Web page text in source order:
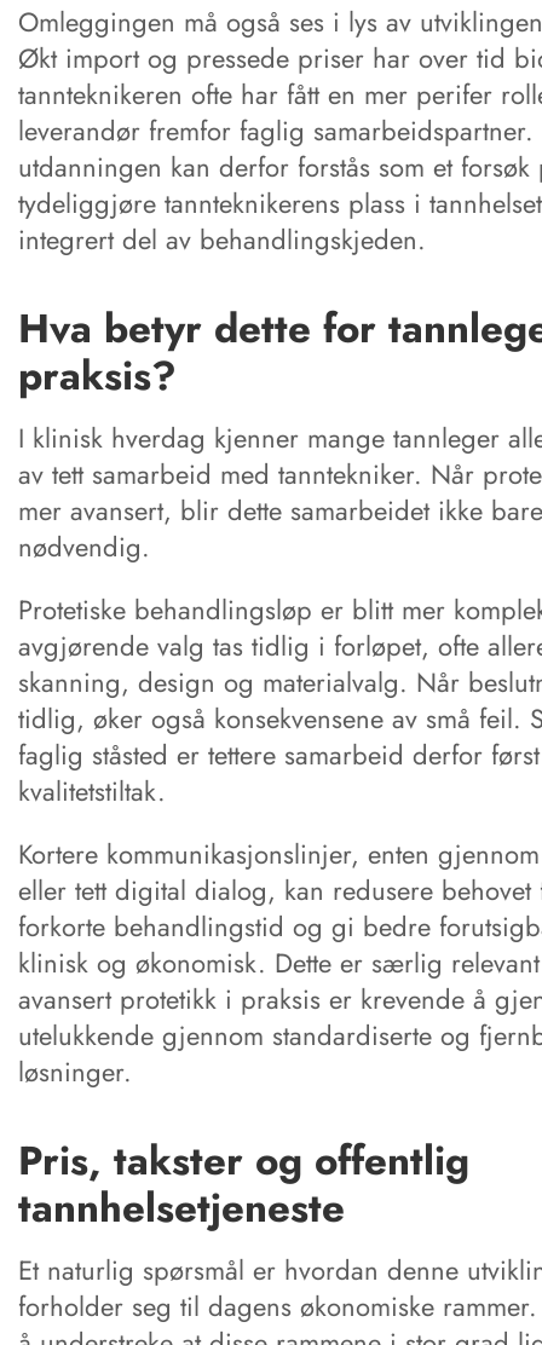
Omleggingen må også ses i lys av
Økt import og pressede priser har over tid
tannteknikeren ofte har fått en mer perifer
leverandør fremfor faglig samarbeidspartner.
utdanningen kan derfor forstås som et forsøk
tydeliggjøre tannteknikerens plass i
integrert del av behandlingskjeden.
Hva betyr dette for
praksis?
I klinisk hverdag kjenner mange tannleger
av tett samarbeid med tanntekniker. Når
mer avansert, blir dette samarbeidet ikke
nødvendig.
Protetiske behandlingsløp er blitt mer
avgjørende valg tas tidlig i forløpet, ofte
skanning, design og materialvalg. Når
tidlig, øker også konsekvensene av små feil.
faglig ståsted er tettere samarbeid derfor
kvalitetstiltak.
Kortere kommunikasjonslinjer, enten
eller tett digital dialog, kan redusere
forkorte behandlingstid og gi bedre
klinisk og økonomisk. Dette er særlig
avansert protetikk i praksis er krevende å
utelukkende gjennom standardiserte og
løsninger.
Pris, takster og offentlig
tannhelsetjeneste
Et naturlig spørsmål er hvordan denne
forholder seg til dagens økonomiske